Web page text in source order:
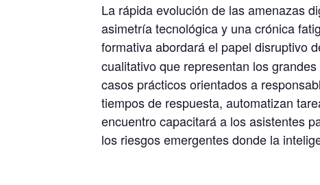
La rápida evolución de las amenazas
asimetría tecnológica y una crónica
formativa abordará el papel disruptivo
cualitativo que representan los
casos prácticos orientados a
tiempos de respuesta, automatizan
encuentro capacitará a los asistentes
los riesgos emergentes donde la